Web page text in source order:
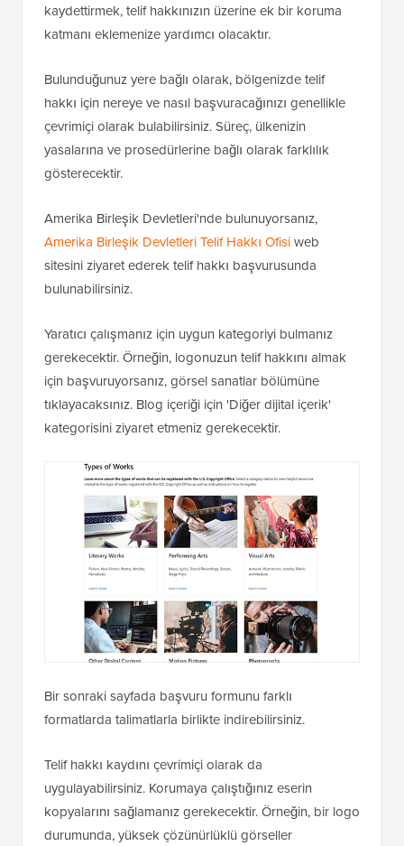
kaydettirmek, telif hakkınızın üzerine ek bir koruma
katmanı eklemenize yardımcı olacaktır.
Bulunduğunuz yere bağlı olarak, bölgenizde telif
hakkı için nereye ve nasıl başvuracağınızı genellikle
çevrimiçi olarak bulabilirsiniz. Süreç, ülkenizin
yasalarına ve prosedürlerine bağlı olarak farklılık
gösterecektir.
Amerika Birleşik Devletleri'nde bulunuyorsanız,
Amerika Birleşik Devletleri Telif Hakkı Ofisiweb
sitesini ziyaret ederek telif hakkı başvurusunda
bulunabilirsiniz.
Yaratıcı çalışmanız için uygun kategoriyi bulmanız
gerekecektir. Örneğin, logonuzun telif hakkını almak
için başvuruyorsanız, görsel sanatlar bölümüne
tıklayacaksınız. Blog içeriği için 'Diğer dijital içerik'
kategorisini ziyaret etmeniz gerekecektir.
Bir sonraki sayfada başvuru formunu farklı
formatlarda talimatlarla birlikte indirebilirsiniz.
Telif hakkı kaydını çevrimiçi olarak da
uygulayabilirsiniz. Korumaya çalıştığınız eserin
kopyalarını sağlamanız gerekecektir. Örneğin, bir logo
durumunda, yüksek çözünürlüklü görseller